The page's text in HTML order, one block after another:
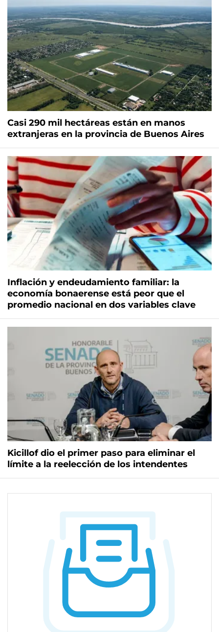
Casi 290 mil hectáreas están en manos
extranjeras en la provincia de Buenos Aires
Inflación y endeudamiento familiar: la
economía bonaerense está peor que el
promedio nacional en dos variables clave
Kicillof dio el primer paso para eliminar el
límite a la reelección de los intendentes